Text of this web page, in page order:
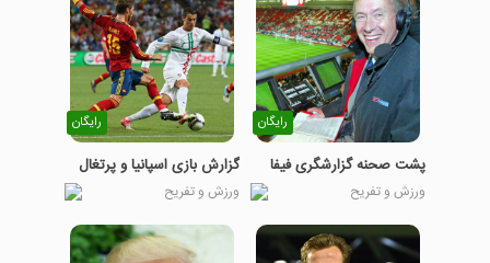
رایگان
پشت صحنه گزارشگری فیفا
ورزش و تفریح
رایگان
گزارش بازی اسپانیا و پرتغال
ورزش و تفریح